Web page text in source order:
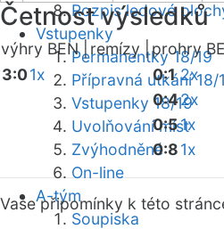
Rozpis ledové
Vstupenky
Permanentky 18/19
Přípravná utkání 18/
Vstupenky 18/19
Uvolňování míst
Zvýhodněné
On-line
A-tým
Soupiska
Četnost výsledků
výhry BEN | remízy |prohry
3:01x 0:1 2x
0:42x
0:51x
0:81x
Vaše připomínky k této